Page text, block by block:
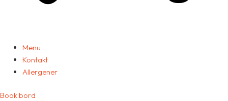
Menu
Kontakt
Allergener
Book bord